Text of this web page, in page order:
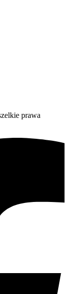
prawa